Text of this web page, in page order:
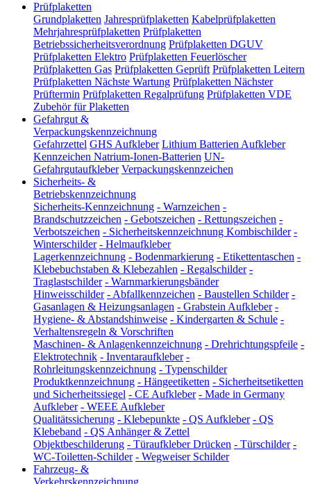
Prüfplaketten
Grundplaketten Jahresprüfplaketten Kabelprüfplaketten
Mehrjahresprüfplaketten Prüfplaketten
Betriebssicherheitsverordnung Prüfplaketten DGUV
Prüfplaketten Elektro Prüfplaketten Feuerlöscher
Prüfplaketten Gas Prüfplaketten Geprüft Prüfplaketten Leitern
Prüfplaketten Nächste Wartung Prüfplaketten Nächster
Prüftermin Prüfplaketten Regalprüfung Prüfplaketten VDE
Zubehör für Plaketten
Gefahrgut &
Verpackungskennzeichnung
Gefahrzettel GHS Aufkleber Lithium Batterien Aufkleber
Kennzeichen Natrium-Ionen-Batterien UN-
Gefahrgutaufkleber Verpackungskennzeichen
Sicherheits- &
Betriebskennzeichnung
Sicherheits-Kennzeichnung - Warnzeichen -
Brandschutzzeichen - Gebotszeichen - Rettungszeichen -
Verbotszeichen - Sicherheitskennzeichnung Kombischilder -
Winterschilder - Helmaufkleber
Lagerkennzeichnung - Bodenmarkierung - Etikettentaschen -
Klebebuchstaben & Klebezahlen - Regalschilder -
Traglastschilder - Warnmarkierungsbänder
Hinweisschilder - Abfallkennzeichen - Baustellen Schilder -
Gasanlagen & Heizungsanlagen - Grabstein Aufkleber -
Hygiene- & Abstandshinweise - Kindergarten & Schule -
Verhaltensregeln & Vorschriften
Maschinen- & Anlagenkennzeichnung - Drehrichtungspfeile -
Elektrotechnik - Inventaraufkleber -
Rohrleitungskennzeichnung - Typenschilder
Produktkennzeichnung - Hängeetiketten - Sicherheitsetiketten
und Sicherheitssiegel - CE Aufkleber - Made in Germany
Aufkleber - WEEE Aufkleber
Qualitätssicherung - Klebepunkte - QS Aufkleber - QS
Klebeband - QS Anhänger & Zettel
Objektbeschilderung - Türaufkleber Drücken - Türschilder -
WC-Toiletten-Schilder - Wegweiser Schilder
Fahrzeug- &
Verkehrskennzeichnung